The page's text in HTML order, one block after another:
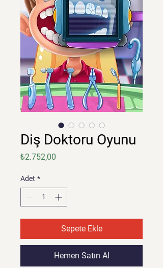
Diş Doktoru Oyunu
₺2.752,00
Adet *
Sepete Ekle
Hemen Satın Al